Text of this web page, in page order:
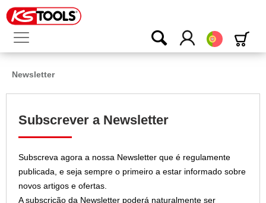
Português
Newsletter
Subscrever a Newsletter
Subscreva agora a nossa Newsletter que é regulamente
publicada, e seja sempre o primeiro a estar informado sobre
novos artigos e ofertas.
A subscrição da Newsletter poderá naturalmente ser